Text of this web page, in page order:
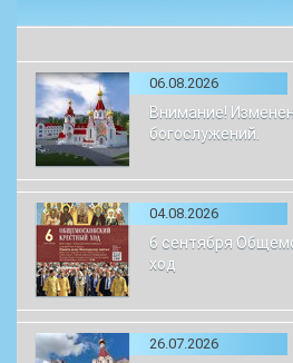
06.08.2026
Внимание!
богослужений.
04.08.2026
6 сентября
ход
26.07.2026